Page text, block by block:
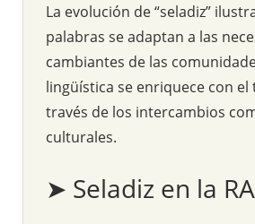
La evolución de “seladiz”
palabras se adaptan a las
cambiantes de las
lingüística se enriquece con el
través de los intercambios
culturales.
➤ Seladiz en la